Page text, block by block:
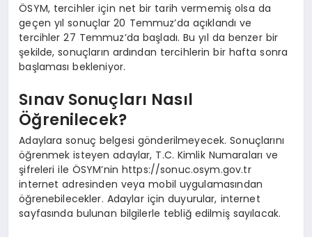
ÖSYM, tercihler için net bir tarih vermemiş olsa da
geçen yıl sonuçlar 20 Temmuz’da açıklandı ve
tercihler 27 Temmuz’da başladı. Bu yıl da benzer bir
şekilde, sonuçların ardından tercihlerin bir hafta sonra
başlaması bekleniyor.
Sınav Sonuçları Nasıl
Öğrenilecek?
Adaylara sonuç belgesi gönderilmeyecek. Sonuçlarını
öğrenmek isteyen adaylar, T.C. Kimlik Numaraları ve
şifreleri ile ÖSYM’nin https://sonuc.osym.gov.tr
internet adresinden veya mobil uygulamasından
öğrenebilecekler. Adaylar için duyurular, internet
sayfasında bulunan bilgilerle tebliğ edilmiş sayılacak.